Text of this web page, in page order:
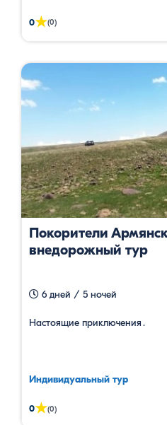
спускаясь с горы Арарат,
0★(0)
Покорители
внедорожный тур
6 дней / 5 ночей
Настоящие приключения․
Индивидуальный тур
0★(0)